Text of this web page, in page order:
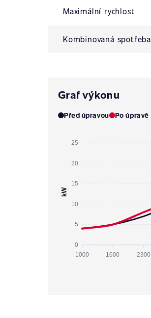
Maximální rychlost
Kombinovaná spotřeba
Graf výkonu
Před úpravou Po úpravě
25
20
15
10
5
0
kW
1000 1600 2300